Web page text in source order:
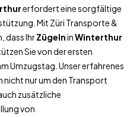
erfordert eine sorgfältige
Mit Züri Transporte &
dass IhrZügelninWinterthur
Sie von der ersten
Umzugstag. Unser erfahrenes
nicht nur um den Transport
zusätzliche
von